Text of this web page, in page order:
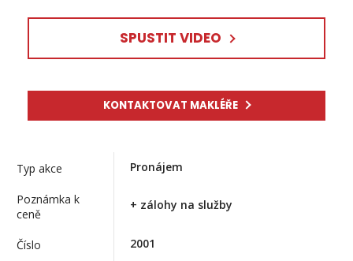
SPUSTIT VIDEO
KONTAKTOVAT MAKLÉŘE
Typ akce Pronájem
Poznámka k
ceně
+ zálohy na služby
Číslo 2001